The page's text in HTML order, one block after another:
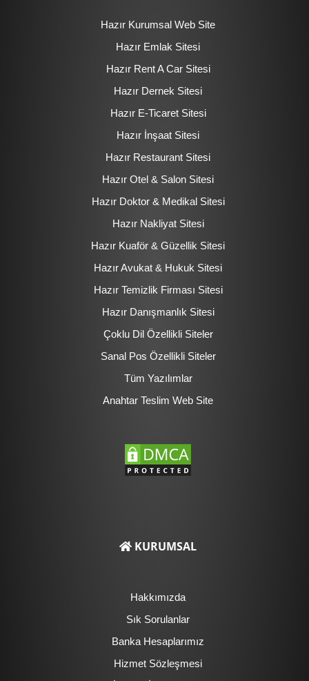
Hazır Kurumsal Web Site
Hazır Emlak Sitesi
Hazır Rent A Car Sitesi
Hazır Dernek Sitesi
Hazır E-Ticaret Sitesi
Hazır İnşaat Sitesi
Hazır Restaurant Sitesi
Hazır Otel & Salon Sitesi
Hazır Doktor & Medikal Sitesi
Hazır Nakliyat Sitesi
Hazır Kuaför & Güzellik Sitesi
Hazır Avukat & Hukuk Sitesi
Hazır Temizlik Firması Sitesi
Hazır Danışmanlık Sitesi
Çoklu Dil Özellikli Siteler
Sanal Pos Özellikli Siteler
Tüm Yazılımlar
Anahtar Teslim Web Site
KURUMSAL
Hakkımızda
Sık Sorulanlar
Banka Hesaplarımız
Hizmet Sözleşmesi